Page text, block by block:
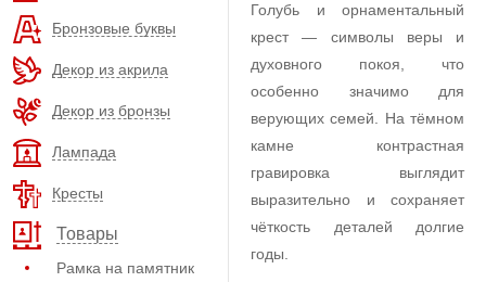
Бронзовые буквы
Декор из акрила
Декор из бронзы
Лампада
Кресты
Товары
Рамка на памятник
Голубь и орнаментальный
крест — символы веры и
духовного покоя, что
особенно значимо для
верующих семей. На тёмном
камне контрастная
гравировка выглядит
выразительно и сохраняет
чёткость деталей долгие
годы.